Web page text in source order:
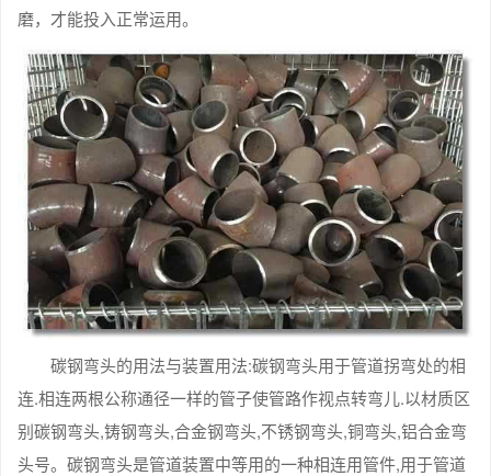
磨，才能投入正常运用。
碳钢弯头的用法与装置用法:碳钢弯头用于管道拐弯处的相
连.相连两根公称通径一样的管子使管路作视点转弯儿.以材质区
别碳钢弯头,铸钢弯头,合金钢弯头,不锈钢弯头,铜弯头,铝合金弯
头号。碳钢弯头是管道装置中等用的一种相连用管件,用于管道